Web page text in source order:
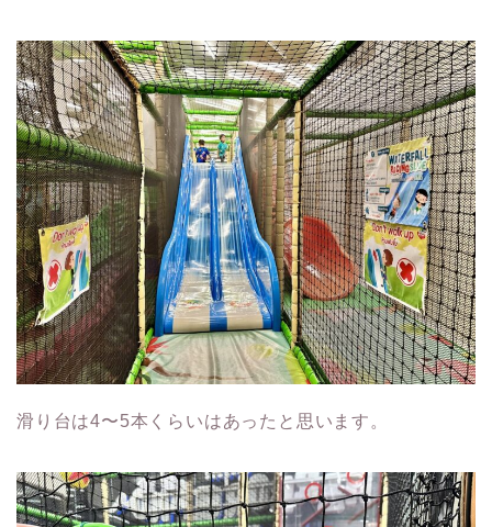
滑り台は4〜5本くらいはあったと思います。